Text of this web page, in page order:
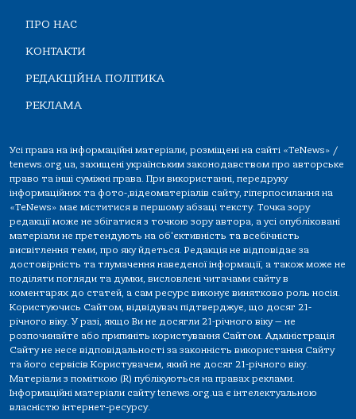
ПРО НАС
КОНТАКТИ
РЕДАКЦІЙНА ПОЛІТИКА
РЕКЛАМА
Усі права на інформаційні матеріали, розміщені на сайті «TeNews» /
tenews.org.ua, захищені українським законодавством про авторське
право та інші суміжні права. При використанні, передруку
інформаційних та фото-,відеоматеріалів сайту, гіперпосилання на
«TeNews» має міститися в першому абзаці тексту. Точка зору
редакції може не збігатися з точкою зору автора, а усі опубліковані
матеріали не претендують на об'єктивність та всебічність
висвітлення теми, про яку йдеться. Редакція не відповідає за
достовірність та тлумачення наведеної інформації, а також може не
поділяти погляди та думки, висловлені читачами сайту в
коментарях до статей, а сам ресурс виконує винятково роль носія.
Користуючись Сайтом, відвідувач підтверджує, що досяг 21-
річного віку. У разі, якщо Ви не досягли 21-річного віку — не
розпочинайте або припиніть користування Сайтом. Адміністрація
Сайту не несе відповідальності за законність використання Сайту
та його сервісів Користувачем, який не досяг 21-річного віку.
Матеріали з поміткою (R) публікуються на правах реклами.
Інформаційні матеріали сайту tenews.org.ua є інтелектуальною
власністю інтернет-ресурсу.